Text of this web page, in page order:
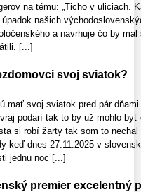
na tému: „Ticho v uliciach.
úpadok našich
a navrhuje čo by
[...]
svoj sviatok?
mať svoj sviatok pred pár
podarí tak to by už mohlo byť
si robí žarty tak som to
keď dnes 27.11.2025 v
jednu noc [...]
premier excelentný